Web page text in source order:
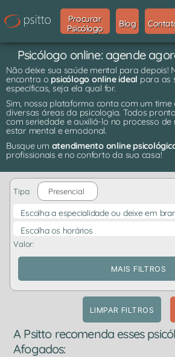
Procurar
Psicólogo
Blog
Psicólogo online: agende
Não deixe sua saúde mental para depois!
encontra o psicólogo online ideal para as
específicas, seja ela qual for.
Sim, nossa plataforma conta com um time
diversas áreas da psicologia. Todos
com seriedade e auxiliá-lo no processo
estar mental e emocional.
Busque um atendimento online
profissionais e no conforto da sua casa!
Tipo: Presencial
Escolha a especialidade ou deixe em
Escolha os horários
Valor:
MAIS FILTROS
LIMPAR FILTROS
A Psitto recomenda esses
Afogados: